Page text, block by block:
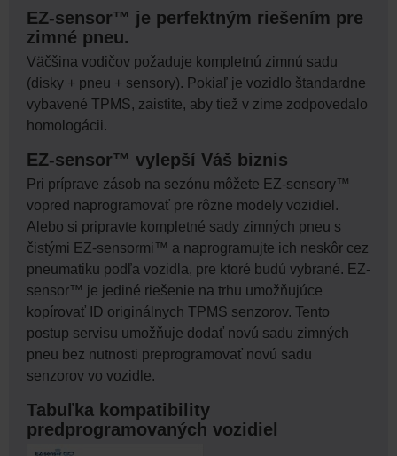
EZ-sensor™ je perfektným riešením pre
zimné pneu.
Väčšina vodičov požaduje kompletnú zimnú sadu
(disky + pneu + sensory). Pokiaľ je vozidlo štandardne
vybavené TPMS, zaistite, aby tiež v zime zodpovedalo
homologácii.
EZ-sensor™ vylepší Váš biznis
Pri príprave zásob na sezónu môžete EZ-sensory™
vopred naprogramovať pre rôzne modely vozidiel.
Alebo si pripravte kompletné sady zimných pneu s
čistými EZ-sensormi™ a naprogramujte ich neskôr cez
pneumatiku podľa vozidla, pre ktoré budú vybrané. EZ-
sensor™ je jediné riešenie na trhu umožňujúce
kopírovať ID originálnych TPMS senzorov. Tento
postup servisu umožňuje dodať novú sadu zimných
pneu bez nutnosti preprogramovať novú sadu
senzorov vo vozidle.
Tabuľka kompatibility
predprogramovaných vozidiel